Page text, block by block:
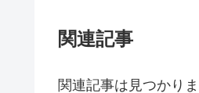
関連記事
関連記事は見つかり